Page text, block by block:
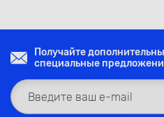
Получайте
специальные